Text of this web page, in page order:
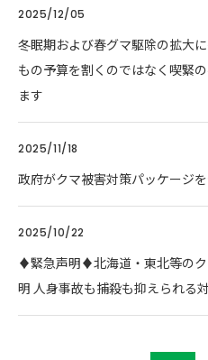
2025/12/05
冬眠期および春グマ駆除の拡大
もの予算を割くのではなく喫緊
ます
2025/11/18
政府がクマ被害対策パッケージ
2025/10/22
♦️緊急声明♦️北海道・東北等の
明 人身事故も捕殺も抑えられる